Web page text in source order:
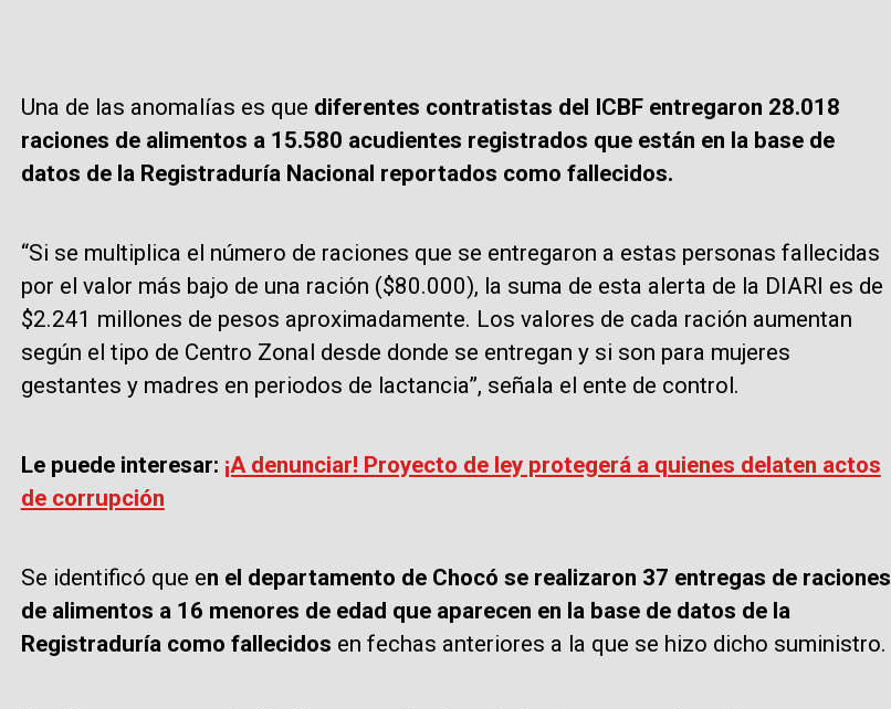
Una de las anomalías es que diferentes contratistas del ICBF entregaron 28.018
raciones de alimentos a 15.580 acudientes registrados que están en la base de
datos de la Registraduría Nacional reportados como fallecidos.
“Si se multiplica el número de raciones que se entregaron a estas personas fallecidas
por el valor más bajo de una ración ($80.000), la suma de esta alerta de la DIARI es de
$2.241 millones de pesos aproximadamente. Los valores de cada ración aumentan
según el tipo de Centro Zonal desde donde se entregan y si son para mujeres
gestantes y madres en periodos de lactancia”, señala el ente de control.
Le puede interesar: ¡A denunciar! Proyecto de ley protegerá a quienes delaten actos
de corrupción
Se identificó que en el departamento de Chocó se realizaron 37 entregas de raciones
de alimentos a 16 menores de edad que aparecen en la base de datos de la
Registraduría como fallecidos en fechas anteriores a la que se hizo dicho suministro.